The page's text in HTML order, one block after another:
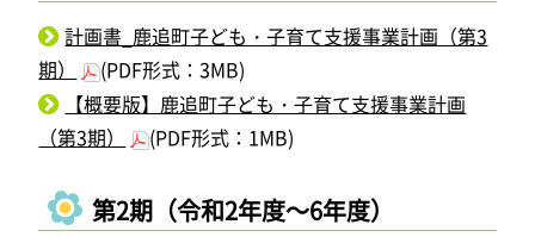
計画書_鹿追町子ども・子育て支援事業計画（第3
期）
(PDF形式：3MB)
【概要版】鹿追町子ども・子育て支援事業計画
（第3期）
(PDF形式：1MB)
第2期（令和2年度～6年度）